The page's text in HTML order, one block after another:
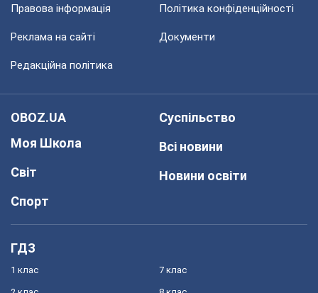
Правова інформація Політика конфіденційності
Реклама на сайті Документи
Редакційна політика
OBOZ.UA
Моя Школа
Світ
Спорт
Суспільство
Всі новини
Новини освіти
ГДЗ
1 клас 7 клас